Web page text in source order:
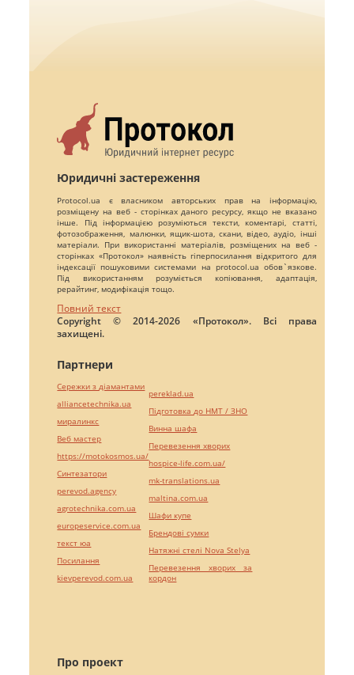
Юридичні застереження
Protocol.ua є власником авторських прав на інформацію,
розміщену на веб - сторінках даного ресурсу, якщо не вказано
інше. Під інформацією розуміються тексти, коментарі, статті,
фотозображення, малюнки, ящик-шота, скани, відео, аудіо, інші
матеріали. При використанні матеріалів, розміщених на веб -
сторінках «Протокол» наявність гіперпосилання відкритого для
індексації пошуковими системами на protocol.ua обов`язкове.
Під використанням розуміється копіювання, адаптація,
рерайтинг, модифікація тощо.
Повний текст
Copyright © 2014-2026 «Протокол». Всі права
захищені.
Про проект
Партнери
Сережки з діамантами
alliancetechnika.ua
миралинкс
Веб мастер
https://motokosmos.ua/
Синтезатори
perevod.agency
agrotechnika.com.ua
europeservice.com.ua
текст юа
Посилання
kievperevod.com.ua
pereklad.ua
Підготовка до НМТ / ЗНО
Винна шафа
Перевезення хворих
hospice-life.com.ua/
mk-translations.ua
maltina.com.ua
Шафи купе
Брендові сумки
Натяжні стелі Nova Stelya
Перевезення хворих за
кордон